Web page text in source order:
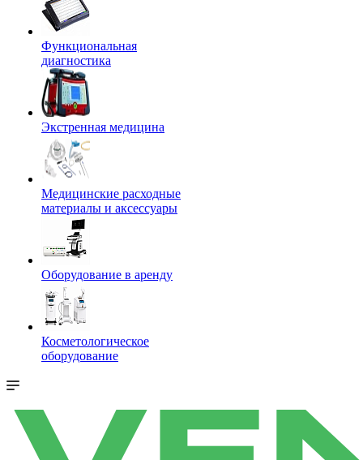
Функциональная
диагностика
Экстренная медицина
Медицинские расходные
материалы и аксессуары
Оборудование в аренду
Косметологическое
оборудование